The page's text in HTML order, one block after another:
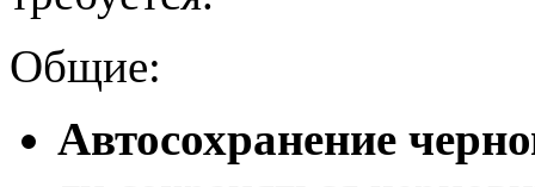
Общие:
Автосохранение